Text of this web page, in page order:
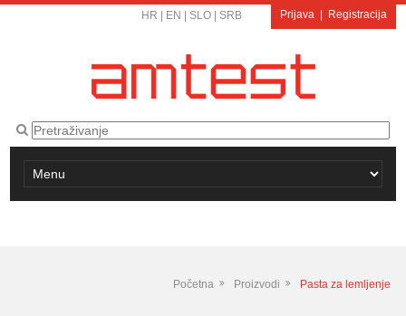
HR EN SLO| SRB Prijava| Registracija
Početna Proizvodi Pasta za lemljenje